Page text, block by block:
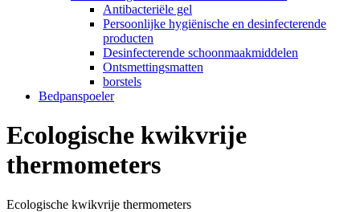
Antibacteriële gel
Persoonlijke hygiënische en desinfecterende
producten
Desinfecterende schoonmaakmiddelen
Ontsmettingsmatten
borstels
Bedpanspoeler
Ecologische kwikvrije
thermometers
Ecologische kwikvrije thermometers